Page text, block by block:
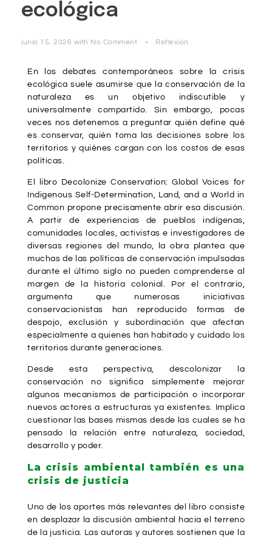
ecológica
junio 15, 2026 with No Comment Reflexión
En los debates contemporáneos sobre la crisis
ecológica suele asumirse que la conservación de la
naturaleza es un objetivo indiscutible y
universalmente compartido. Sin embargo, pocas
veces nos detenemos a preguntar quién define qué
es conservar, quién toma las decisiones sobre los
territorios y quiénes cargan con los costos de esas
políticas.
El libro Decolonize Conservation: Global Voices for
Indigenous Self-Determination, Land, and a World in
Common propone precisamente abrir esa discusión.
A partir de experiencias de pueblos indígenas,
comunidades locales, activistas e investigadores de
diversas regiones del mundo, la obra plantea que
muchas de las políticas de conservación impulsadas
durante el último siglo no pueden comprenderse al
margen de la historia colonial. Por el contrario,
argumenta que numerosas iniciativas
conservacionistas han reproducido formas de
despojo, exclusión y subordinación que afectan
especialmente a quienes han habitado y cuidado los
territorios durante generaciones.
Desde esta perspectiva, descolonizar la
conservación no significa simplemente mejorar
algunos mecanismos de participación o incorporar
nuevos actores a estructuras ya existentes. Implica
cuestionar las bases mismas desde las cuales se ha
pensado la relación entre naturaleza, sociedad,
desarrollo y poder.
La crisis ambiental también es una
crisis de justicia
Uno de los aportes más relevantes del libro consiste
en desplazar la discusión ambiental hacia el terreno
de la justicia. Las autoras y autores sostienen que la